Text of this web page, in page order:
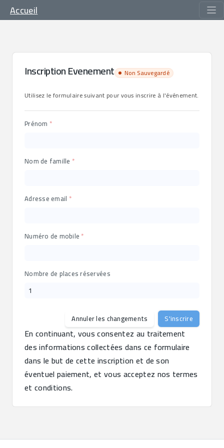
Accueil
Inscription Evenement
Non Sauvegardé
Utilisez le formulaire suivant pour vous inscrire à l'événement.
Prénom
Nom de famille
Adresse email
Numéro de mobile
Nombre de places réservées
Annuler les changements S'inscrire
En continuant, vous consentez au traitement
des informations collectées dans ce formulaire
dans le but de cette inscription et de son
éventuel paiement, et vous acceptez nos termes
et conditions.